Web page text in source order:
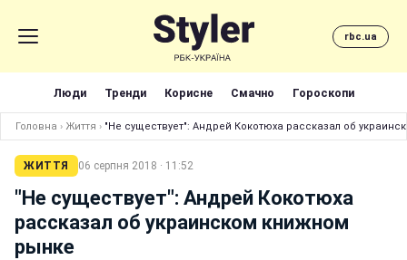
rbc.ua
Люди Тренди Корисне Смачно Гороскопи
Головна › Життя › "Не существует": Андрей Кокотюха рассказал об
ЖИТТЯ 06 серпня 2018 · 11:52
"Не существует": Андрей Кокотюха
рассказал об украинском книжном
рынке